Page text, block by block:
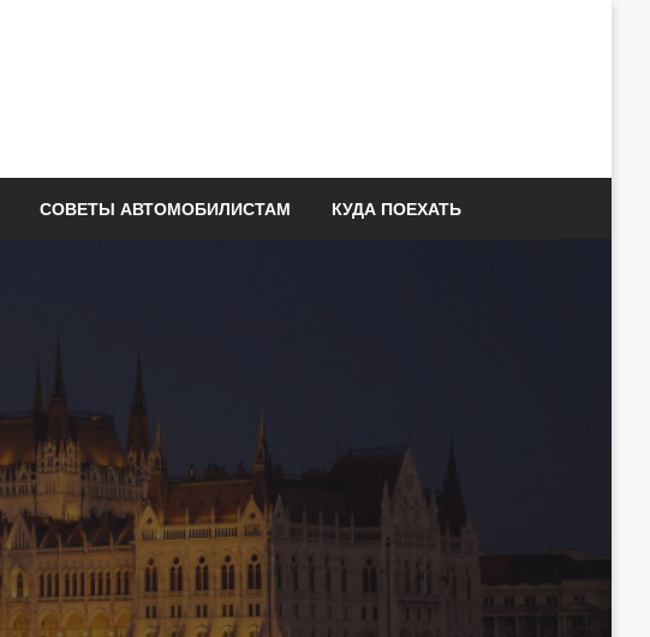
СОВЕТЫ АВТОМОБИЛИСТАМ КУДА ПОЕХАТЬ